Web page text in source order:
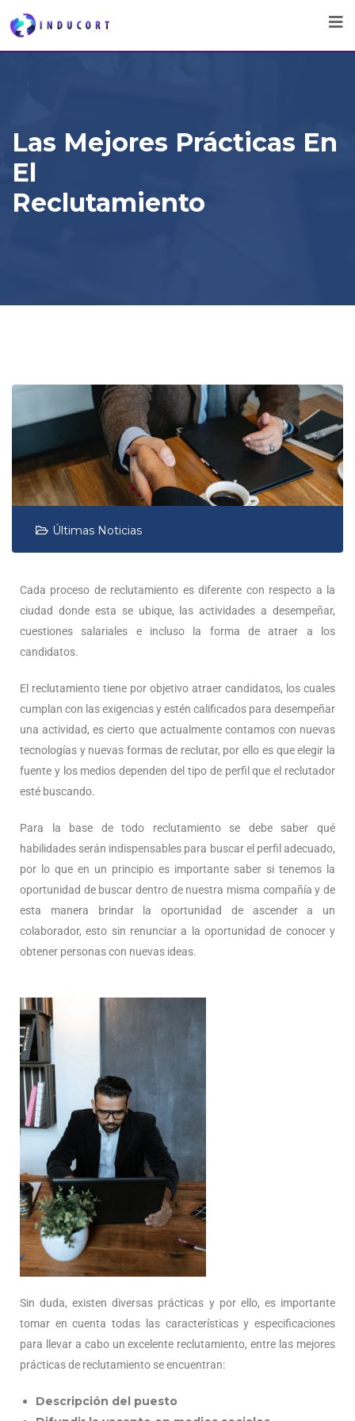
Las Mejores Prácticas En
El
Reclutamiento
Últimas Noticias
Cada proceso de reclutamiento es diferente con respecto a la
ciudad donde esta se ubique, las actividades a desempeñar,
cuestiones salariales e incluso la forma de atraer a los
candidatos.
El reclutamiento tiene por objetivo atraer candidatos, los cuales
cumplan con las exigencias y estén calificados para desempeñar
una actividad, es cierto que actualmente contamos con nuevas
tecnologías y nuevas formas de reclutar, por ello es que elegir la
fuente y los medios dependen del tipo de perfil que el reclutador
esté buscando.
Para la base de todo reclutamiento se debe saber qué
habilidades serán indispensables para buscar el perfil adecuado,
por lo que en un principio es importante saber si tenemos la
oportunidad de buscar dentro de nuestra misma compañía y de
esta manera brindar la oportunidad de ascender a un
colaborador, esto sin renunciar a la oportunidad de conocer y
obtener personas con nuevas ideas.
Sin duda, existen diversas prácticas y por ello, es importante
tomar en cuenta todas las características y especificaciones
para llevar a cabo un excelente reclutamiento, entre las mejores
prácticas de reclutamiento se encuentran:
Descripción del puesto